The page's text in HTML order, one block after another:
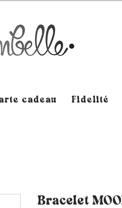
cadeau Fidelité
Bracelet